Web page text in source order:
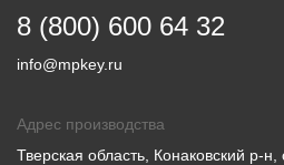
8 (800) 600 64 32
info@mpkey.ru
Адрес производства
Тверская область, Конаковский р-